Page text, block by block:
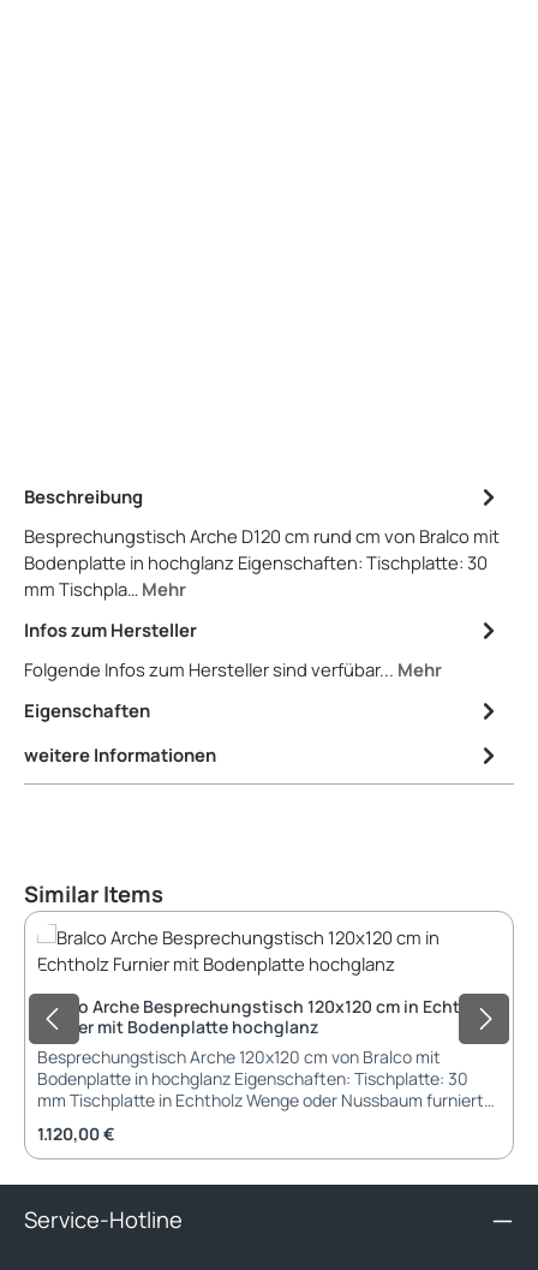
Beschreibung
Besprechungstisch Arche D120 cm rund cm von Bralco mit
Bodenplatte in hochglanz Eigenschaften: Tischplatte: 30
mm Tischpla… Mehr
Infos zum Hersteller
Folgende Infos zum Hersteller sind verfübar... Mehr
Eigenschaften
weitere Informationen
Produktgalerie überspringen
Similar Items
Bralco Arche Besprechungstisch 120x120 cm in Echtholz
Furnier mit Bodenplatte hochglanz
Besprechungstisch Arche 120x120 cm von Bralco mit
Bodenplatte in hochglanz Eigenschaften: Tischplatte: 30
mm Tischplatte in Echtholz Wenge oder Nussbaum furniert
furniert Füße: Bodenplatte in Metall hochglanz Gleiter mit
Nivellierung Abmessungen: Tischlänge: 120 cm Tischbreite:
120 cm Tischhöhe: 75 cm Garantie: 2 Jahre Garantie
Lieferung und Montage: Besprechungstisch wird demontiert
geliefert Aufbau-Service gegen Aufpreis möglich
Regulärer Preis:
1.120,00 €
Service-Hotline